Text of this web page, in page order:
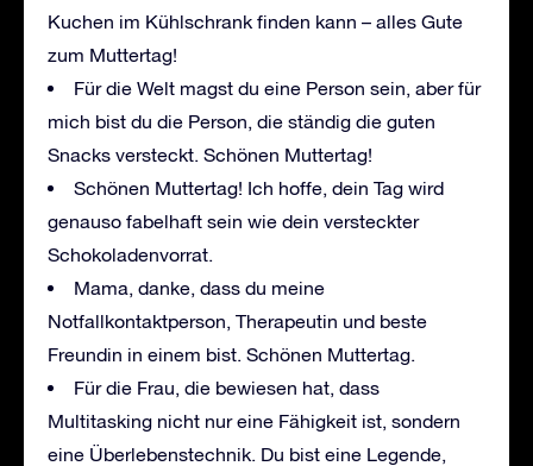
Kuchen im Kühlschrank finden kann – alles Gute
zum Muttertag!
Für die Welt magst du eine Person sein, aber für
mich bist du die Person, die ständig die guten
Snacks versteckt. Schönen Muttertag!
Schönen Muttertag! Ich hoffe, dein Tag wird
genauso fabelhaft sein wie dein versteckter
Schokoladenvorrat.
Mama, danke, dass du meine
Notfallkontaktperson, Therapeutin und beste
Freundin in einem bist. Schönen Muttertag.
Für die Frau, die bewiesen hat, dass
Multitasking nicht nur eine Fähigkeit ist, sondern
eine Überlebenstechnik. Du bist eine Legende,